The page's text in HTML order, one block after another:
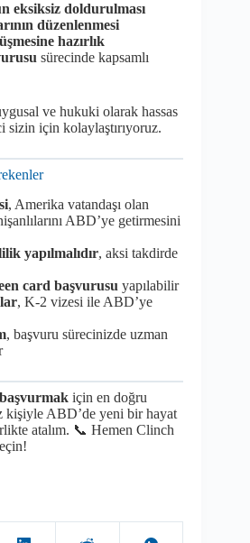
eksiksiz doldurulması
düzenlenmesi
hazırlık
sürecinde kapsamlı
ve hukuki olarak hassas
sizin için kolaylaştırıyoruz.
, Amerika vatandaşı olan
ABD’ye getirmesini
yapılmalıdır, aksi takdirde
card başvurusu yapılabilir
, K-2 vizesi ile ABD’ye
, başvuru sürecinizde uzman
için en doğru
kişiyle ABD’de yeni bir hayat
atalım. 📞 Hemen Clinch